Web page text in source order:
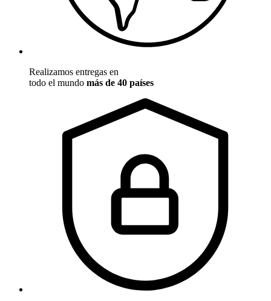
Realizamos entregas en
todo el mundo más de 40 países